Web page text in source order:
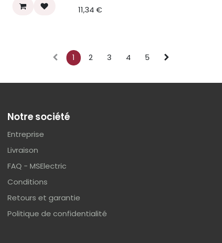
11,34 €
1 2 3 4 5
Notre société
Entreprise
Livraison
FAQ - MSElectric
Conditions
Retours et garantie
Politique de confidentialité